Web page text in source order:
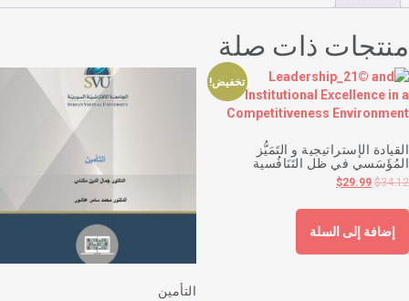
ذات صلة
تخفيض!
الإستراتيجية و التَمَيُّز
في ظل التَنَافُسية
$
$29.99
إضافة إلى السلة
التأمين